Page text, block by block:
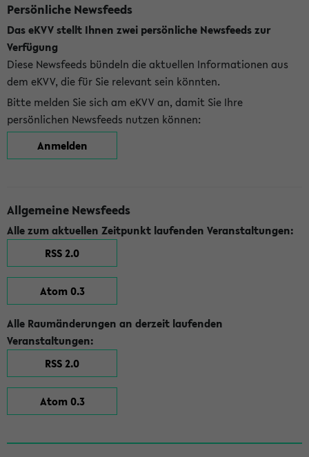
Persönliche Newsfeeds
Das eKVV stellt Ihnen zwei persönliche Newsfeeds zur
Verfügung
Diese Newsfeeds bündeln die aktuellen Informationen aus
dem eKVV, die für Sie relevant sein könnten.
Bitte melden Sie sich am eKVV an, damit Sie Ihre
persönlichen Newsfeeds nutzen können:
Anmelden
Allgemeine Newsfeeds
Alle zum aktuellen Zeitpunkt laufenden Veranstaltungen:
RSS 2.0
Atom 0.3
Alle Raumänderungen an derzeit laufenden
Veranstaltungen:
RSS 2.0
Atom 0.3